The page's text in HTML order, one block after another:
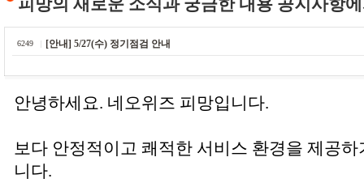
피망의 새로운 소식과 궁금한 내용 공지사항
6249 [안내] 5/27(수) 정기점검 안내
안녕하세요. 네오위즈 피망입니다.
보다 안정적이고 쾌적한 서비스 환경을 제공
니다.